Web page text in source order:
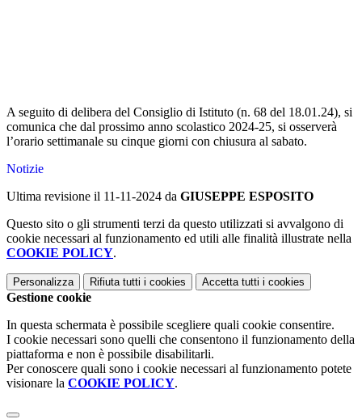
A seguito di delibera del Consiglio di Istituto (n. 68 del 18.01.24), si
comunica che dal prossimo anno scolastico 2024-25, si osserverà
l’orario settimanale su cinque giorni con chiusura al sabato.
Notizie
Ultima revisione il 11-11-2024 da GIUSEPPE ESPOSITO
Questo sito o gli strumenti terzi da questo utilizzati si avvalgono di
cookie necessari al funzionamento ed utili alle finalità illustrate nella
COOKIE POLICY.
Personalizza Rifiuta tutti i cookies Accetta tutti i cookies
Gestione cookie
In questa schermata è possibile scegliere quali cookie consentire.
I cookie necessari sono quelli che consentono il funzionamento della
piattaforma e non è possibile disabilitarli.
Per conoscere quali sono i cookie necessari al funzionamento potete
visionare la COOKIE POLICY.